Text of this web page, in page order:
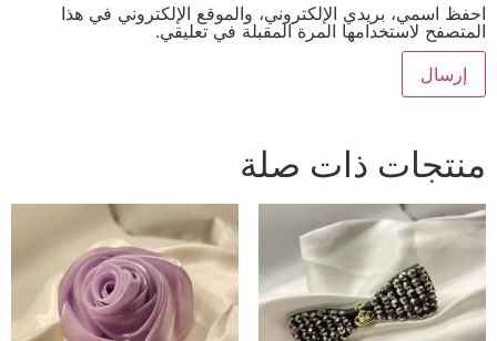
احفظ اسمي، بريدي الإلكتروني، والموقع الإلكتروني في هذا
المتصفح لاستخدامها المرة المقبلة في تعليقي.
منتجات ذات صلة